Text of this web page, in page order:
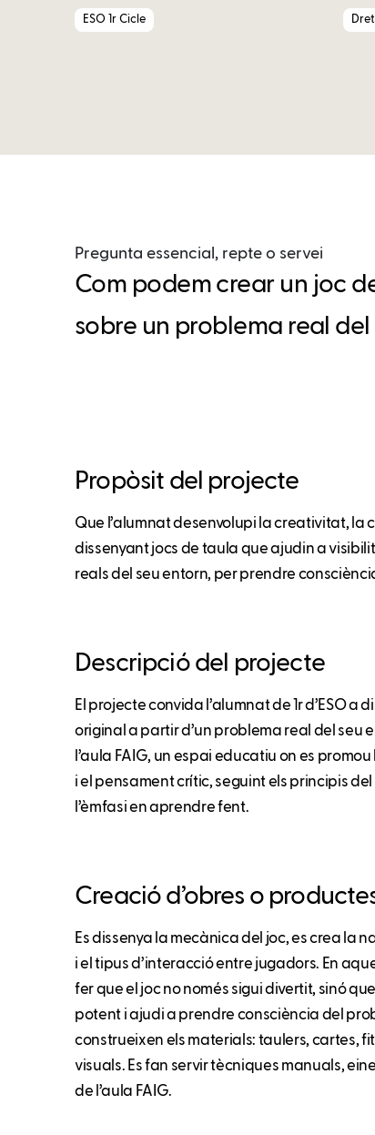
ESO 1r Cicle
Pregunta essencial, repte o servei
Com podem crear un joc
sobre un problema real
Propòsit del projecte
Que l’alumnat desenvolupi la creativitat, la
dissenyant jocs de taula que ajudin a
reals del seu entorn, per prendre
Descripció del projecte
El projecte convida l’alumnat de 1r d’ESO a
original a partir d’un problema real del seu
l’aula FAIG, un espai educatiu on es
i el pensament crític, seguint els principis
l’èmfasi en aprendre fent.
Creació d’obres o
Es dissenya la mecànica del joc, es crea la
i el tipus d’interacció entre jugadors. En
fer que el joc no només sigui divertit, sinó
potent i ajudi a prendre consciència del
construeixen els materials: taulers, cartes,
visuals. Es fan servir tècniques manuals,
de l’aula FAIG.